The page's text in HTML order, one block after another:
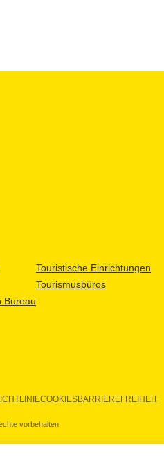
Bureau
Touristische Einrichtungen
Tourismusbüros
COOKIESBARRIEREFREIHEIT
vorbehalten